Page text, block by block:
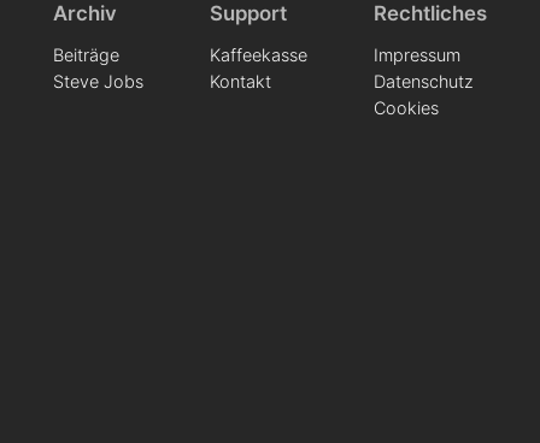
Archiv
Beiträge
Steve Jobs
Support
Kaffeekasse
Kontakt
Rechtliches
Impressum
Datenschutz
Cookies